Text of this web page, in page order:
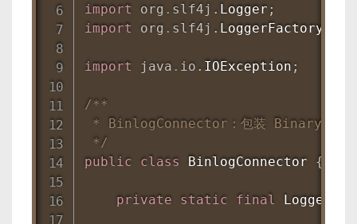
import
org . slf4j . Logger ;
import
org . slf4j . LoggerFactory
import java . io . IOException ;
/**
* BinlogConnector：包装
*/
public
class BinlogConnector {
private static final Logger